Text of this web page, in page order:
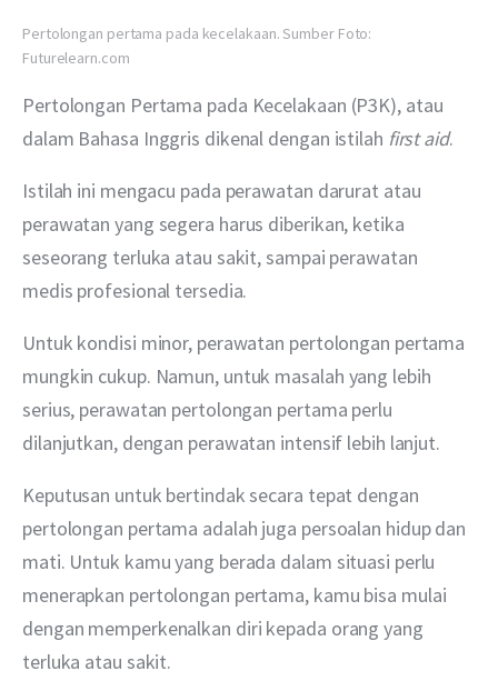
Pertolongan pertama pada kecelakaan. Sumber Foto:
Futurelearn.com
Pertolongan Pertama pada Kecelakaan (P3K), atau
dalam Bahasa Inggris dikenal dengan istilah first aid.
Istilah ini mengacu pada perawatan darurat atau
perawatan yang segera harus diberikan, ketika
seseorang terluka atau sakit, sampai perawatan
medis profesional tersedia.
Untuk kondisi minor, perawatan pertolongan pertama
mungkin cukup. Namun, untuk masalah yang lebih
serius, perawatan pertolongan pertama perlu
dilanjutkan, dengan perawatan intensif lebih lanjut.
Keputusan untuk bertindak secara tepat dengan
pertolongan pertama adalah juga persoalan hidup dan
mati. Untuk kamu yang berada dalam situasi perlu
menerapkan pertolongan pertama, kamu bisa mulai
dengan memperkenalkan diri kepada orang yang
terluka atau sakit.